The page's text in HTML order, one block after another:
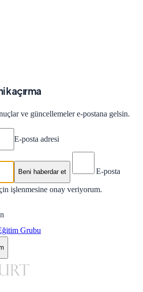
kaçırma
ve güncellemeler e-postana gelsin.
E-posta adresi
Beni haberdar et E-posta
işlenmesine onay veriyorum.
Grubu